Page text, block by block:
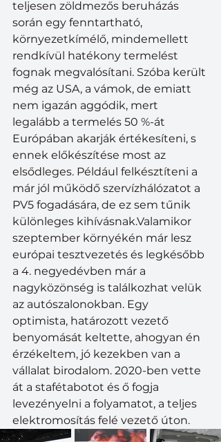
teljesen zöldmezős beruházás
során egy fenntartható,
környezetkímélő, mindemellett
rendkívül hatékony termelést
fognak megvalósítani. Szóba került
még az USA, a vámok, de emiatt
nem igazán aggódik, mert
legalább a termelés 50 %-át
Európában akarják értékesíteni, s
ennek előkészítése most az
elsődleges. Például felkésztíteni a
már jól működő szervízhálózatot a
PV5 fogadására, de ez sem tűnik
különleges kihívásnak.Valamikor
szeptember környékén már lesz
európai tesztvezetés és legkésőbb
a 4. negyedévben már a
nagyközönség is találkozhat velük
az autószalonokban. Egy
optimista, határozott vezető
benyomását keltette, ahogyan én
érzékeltem, jó kezekben van a
vállalat birodalom. 2020-ben vette
át a stafétabotot és ő fogja
levezényelni a folyamatot, a teljes
elektromosítás felé vezető úton.